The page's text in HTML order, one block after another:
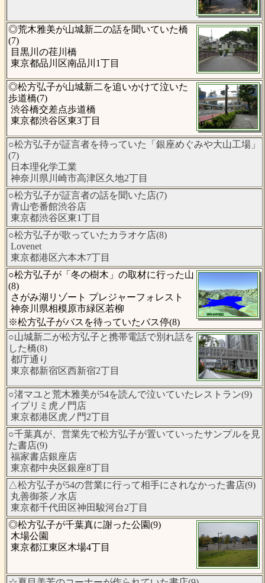
◎荒木雅美が山城新二の話を聞いていた橋
(7)
目黒川の荏川橋
東京都品川区南品川1丁目
◎松方弘子が山城新二を追いかけて泣いた
歩道橋(7)
渋谷橋交差点歩道橋
東京都渋谷区東3丁目
○松方弘子が証言者を待っていた「銀座めぐみや大山工場」
(7)
日本理化学工業
神奈川県川崎市高津区久地2丁目
○松方弘子が証言者の話を聞いた店(7)
青山壱番館渋谷店
東京都渋谷区東1丁目
○松方弘子が歌っていたカラオケ店(8)
Lovenet
東京都港区六本木7丁目
○松方弘子が「冬の樹木」の取材に行った山
(8)
さがみ湖リゾート プレジャーフォレスト
神奈川県相模原市緑区若柳
※松方弘子がバスを待っていたバス停(8)
○山城新二が松方弘子と携帯電話で別れ話を
した橋(8)
都庁通り
東京都新宿区西新宿2丁目
○渚マユと荒木雅美が54を読んで泣いていたレストラン(9)
イプリミ虎ノ門店
東京都港区虎ノ門2丁目
○千葉真が、営業先で松方弘子が置いていったサンプルを見
た書店(9)
福家書店銀座店
東京都中央区銀座8丁目
△松方弘子が54の営業に行って相手にされなかった書店(9)
丸善御茶ノ水店
東京都千代田区神田駿河台2丁目
◎松方弘子が千葉真に謝った公園(9)
木場公園
東京都江東区木場4丁目